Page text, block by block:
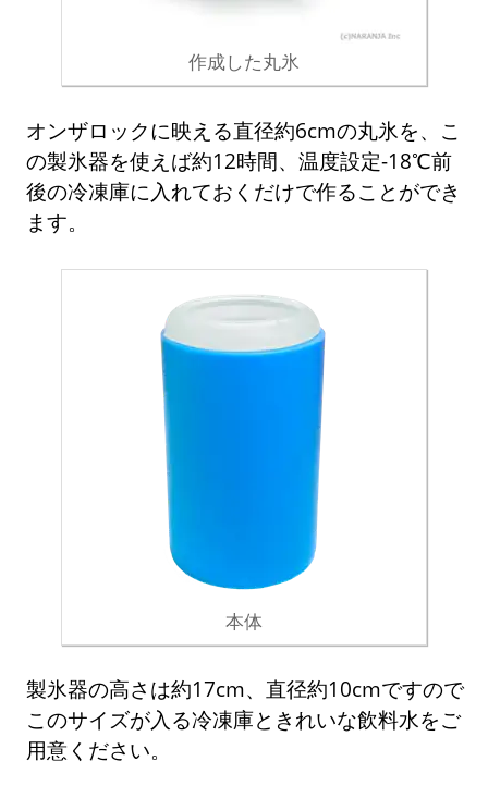
作成した丸氷
オンザロックに映える直径約6cmの丸氷を、こ
の製氷器を使えば約12時間、温度設定-18℃前
後の冷凍庫に入れておくだけで作ることができ
ます。
本体
製氷器の高さは約17cm、直径約10cmですので
このサイズが入る冷凍庫ときれいな飲料水をご
用意ください。